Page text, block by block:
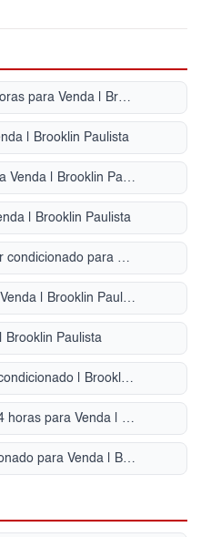
Cobertura com portaria 24 horas para Venda | Brooklin Paulista
| Brooklin Paulista
Casa Térrea com lareira para Venda | Brooklin Paulista
| Brooklin Paulista
Condomínio Fechado com ar condicionado para Venda | Brooklin Paulista
Apartamento no térreo para Venda | Brooklin Paulista
Brooklin Paulista
Alugar Apartamento com ar condicionado | Brooklin Paulista
Apartamento com portaria 24 horas para Venda | Brooklin Paulista
Apartamento com ar condicionado para Venda | Brooklin Paulista